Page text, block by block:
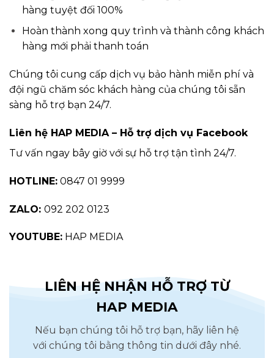
hàng tuyệt đối 100%
Hoàn thành xong quy trình và thành công khách
hàng mới phải thanh toán
Chúng tôi cung cấp dịch vụ bảo hành miễn phí và
đội ngũ chăm sóc khách hàng của chúng tôi sẵn
sàng hỗ trợ bạn 24/7.
Liên hệ HAP MEDIA – Hỗ trợ dịch vụ Facebook
Tư vấn ngay bây giờ với sự hỗ trợ tận tình 24/7.
HOTLINE: 0847 01 9999
ZALO: 092 202 0123
YOUTUBE: HAP MEDIA
LIÊN HỆ NHẬN HỖ TRỢ TỪ
HAP MEDIA
Nếu bạn chúng tôi hỗ trợ bạn, hãy liên hệ
với chúng tôi bằng thông tin dưới đây nhé.